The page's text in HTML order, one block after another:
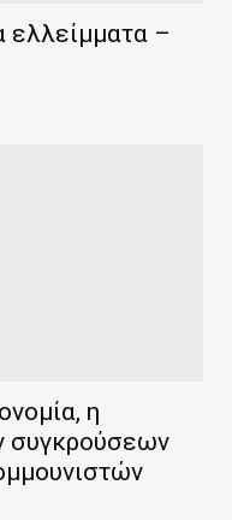
ελλείμματα –
η
συγκρούσεων